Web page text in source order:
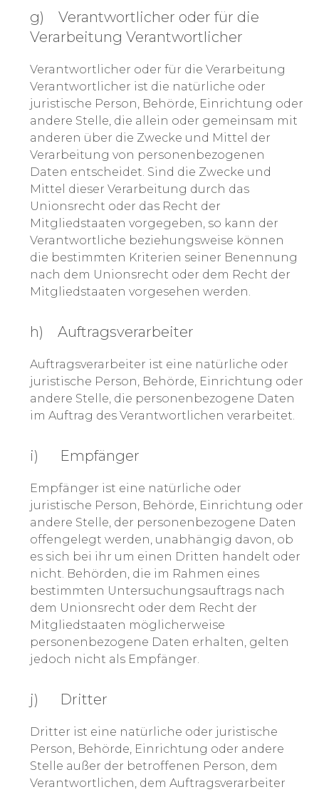
g) Verantwortlicher oder für die
Verarbeitung Verantwortlicher
Verantwortlicher oder für die Verarbeitung
Verantwortlicher ist die natürliche oder
juristische Person, Behörde, Einrichtung oder
andere Stelle, die allein oder gemeinsam mit
anderen über die Zwecke und Mittel der
Verarbeitung von personenbezogenen
Daten entscheidet. Sind die Zwecke und
Mittel dieser Verarbeitung durch das
Unionsrecht oder das Recht der
Mitgliedstaaten vorgegeben, so kann der
Verantwortliche beziehungsweise können
die bestimmten Kriterien seiner Benennung
nach dem Unionsrecht oder dem Recht der
Mitgliedstaaten vorgesehen werden.
h) Auftragsverarbeiter
Auftragsverarbeiter ist eine natürliche oder
juristische Person, Behörde, Einrichtung oder
andere Stelle, die personenbezogene Daten
im Auftrag des Verantwortlichen verarbeitet.
i) Empfänger
Empfänger ist eine natürliche oder
juristische Person, Behörde, Einrichtung oder
andere Stelle, der personenbezogene Daten
offengelegt werden, unabhängig davon, ob
es sich bei ihr um einen Dritten handelt oder
nicht. Behörden, die im Rahmen eines
bestimmten Untersuchungsauftrags nach
dem Unionsrecht oder dem Recht der
Mitgliedstaaten möglicherweise
personenbezogene Daten erhalten, gelten
jedoch nicht als Empfänger.
j) Dritter
Dritter ist eine natürliche oder juristische
Person, Behörde, Einrichtung oder andere
Stelle außer der betroffenen Person, dem
Verantwortlichen, dem Auftragsverarbeiter